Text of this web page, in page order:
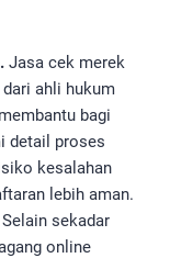
Jasa cek merek
ahli hukum
bagi
detail proses
kesalahan
lebih aman.
Selain sekadar
online